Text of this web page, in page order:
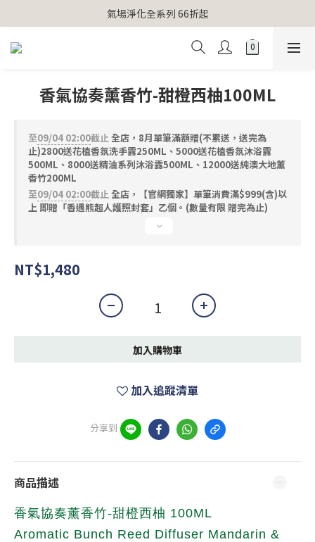
【官網獨家】首次消費 不限金額 即送 香遇熊超人行李吊牌
氣場淨化全系列 66折起
【官網獨家】首次消費 不限金額 即送 香遇熊超人行李吊牌
香氣協奏薰香竹-甜橙西柚100ML
至09/04 02:00截止全店，8月單筆滿額贈(不累送，送完為
止)2800送花植香氛洗手露250ML、5000送花植香氛沐浴露
500ML、8000送精油系列沐浴露500ML、12000送純澳大地薰
香竹200ML
至09/04 02:00截止全店，【官網獨家】單筆消費滿$999(含)以
上 即贈「香遇熊超人護照封套」乙個。(數量有限 贈完為止)
NT$1,480
加入購物車
加入追蹤清單
分享到
商品描述
香氣協奏薰香竹-甜橙西柚 100ML
Aromatic Bunch Reed Diffuser Mandarin &